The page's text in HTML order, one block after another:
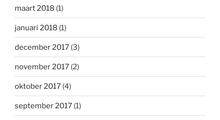
maart 2018 (1)
januari 2018 (1)
december 2017 (3)
november 2017 (2)
oktober 2017 (4)
september 2017 (1)